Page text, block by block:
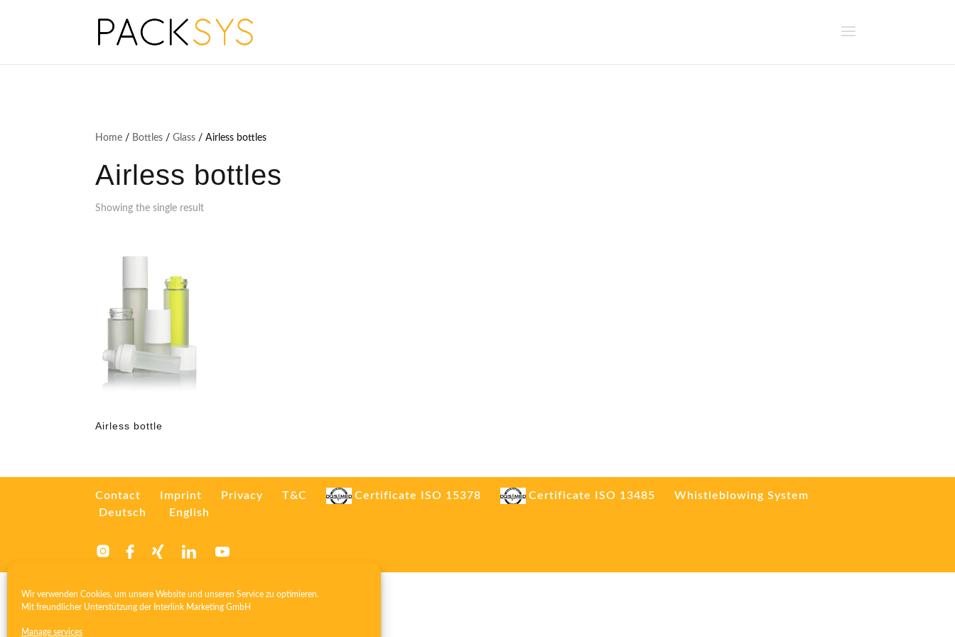
Wir verwenden Cookies, um unsere Website und unseren Service zu optimieren.
Mit freundlicher Unterstützung der Interlink Marketing GmbH
Manage services
Home / Bottles /Glass / Airless bottles
Airless bottles
Showing the single result
Airless bottle
Contact Imprint Privacy T&C Certificate ISO 15378 Certificate ISO 13485
Whistleblowing System
Deutsch
English